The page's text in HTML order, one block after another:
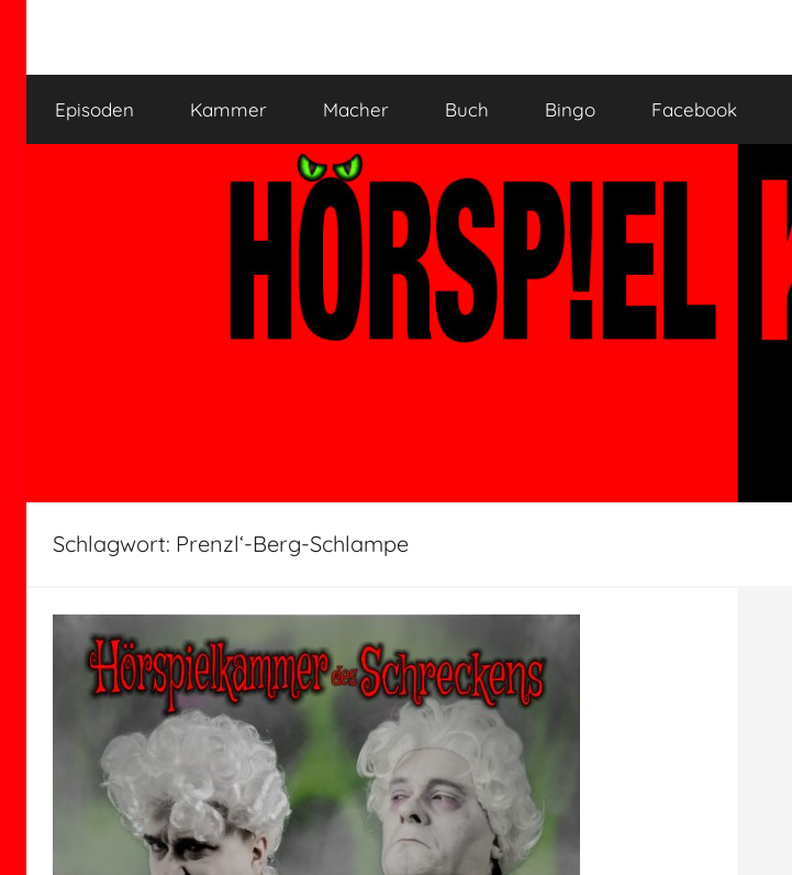
springen
HÖRSPIELKAMMER
verjährt
nicht!
Episoden Kammer Macher Buch Bingo Facebook
Schlagwort: Prenzl‘-Berg-Schlampe